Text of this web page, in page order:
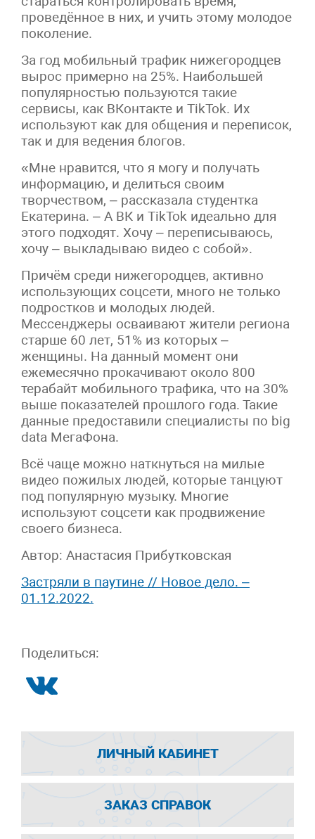
проведённое в них, и учить этому молодое
поколение.
За год мобильный трафик нижегородцев
вырос примерно на 25%. Наибольшей
популярностью пользуются такие
сервисы, как ВКонтакте и TikTok. Их
используют как для общения и переписок,
так и для ведения блогов.
«Мне нравится, что я могу и получать
информацию, и делиться своим
творчеством, – рассказала студентка
Екатерина. – А ВК и TikTok идеально для
этого подходят. Хочу – переписываюсь,
хочу – выкладываю видео с собой».
Причём среди нижегородцев, активно
использующих соцсети, много не только
подростков и молодых людей.
Мессенджеры осваивают жители региона
старше 60 лет, 51% из которых –
женщины. На данный момент они
ежемесячно прокачивают около 800
терабайт мобильного трафика, что на 30%
выше показателей прошлого года. Такие
данные предоставили специалисты по big
data МегаФона.
Всё чаще можно наткнуться на милые
видео пожилых людей, которые танцуют
под популярную музыку. Многие
используют соцсети как продвижение
своего бизнеса.
Автор: Анастасия Прибутковская
Застряли в паутине // Новое дело. –
01.12.2022.
Поделиться:
ЛИЧНЫЙ КАБИНЕТ
ЗАКАЗ СПРАВОК